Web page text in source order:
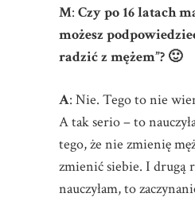
M: Czy po 16 latach
możesz
radzić z mężem”? 🙂
A: Nie. Tego to nie
A tak serio – to
tego, że nie zmienię
zmienić siebie. I drugą
nauczyłam, to